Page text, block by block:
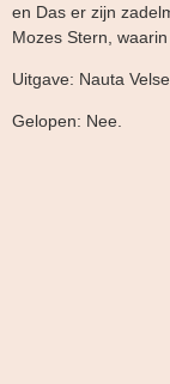
en Das er zijn
Mozes Stern,
Uitgave: Nauta
Gelopen: Nee.